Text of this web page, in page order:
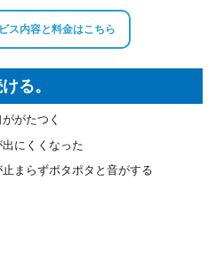
ス内容と料金はこちら
る。
がたつく
出にくくなった
止まらずポタポタと音がする